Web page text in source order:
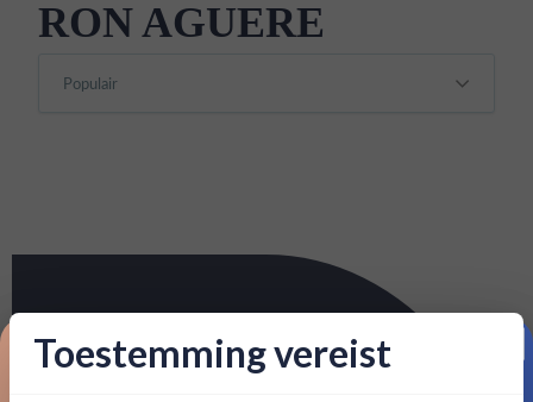
RON AGUERE
Toestemming vereist
Proost op je eerste korting!